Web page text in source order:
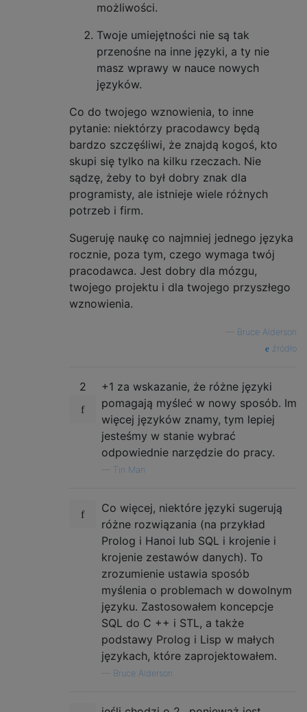
możliwości.
Twoje umiejętności nie są tak
przenośne na inne języki, a ty nie
masz wprawy w nauce nowych
języków.
Co do twojego wznowienia, to inne
pytanie: niektórzy pracodawcy będą
bardzo szczęśliwi, że znajdą kogoś, kto
skupi się tylko na kilku rzeczach. Nie
sądzę, żeby to był dobry znak dla
programisty, ale istnieje wiele różnych
potrzeb i firm.
Sugeruję naukę co najmniej jednego języka
rocznie, poza tym, czego wymaga twój
pracodawca. Jest dobry dla mózgu,
twojego projektu i dla twojego przyszłego
wznowienia.
Bruce Alderson
źródło
2
+1 za wskazanie, że różne języki
pomagają myśleć w nowy sposób. Im
więcej języków znamy, tym lepiej
jesteśmy w stanie wybrać
odpowiednie narzędzie do pracy.
Tin Man
Co więcej, niektóre języki sugerują
różne rozwiązania (na przykład
Prolog i Hanoi lub SQL i krojenie i
krojenie zestawów danych). To
zrozumienie ustawia sposób
myślenia o problemach w dowolnym
języku. Zastosowałem koncepcje
SQL do C ++ i STL, a także
podstawy Prolog i Lisp w małych
językach, które zaprojektowałem.
Bruce Alderson